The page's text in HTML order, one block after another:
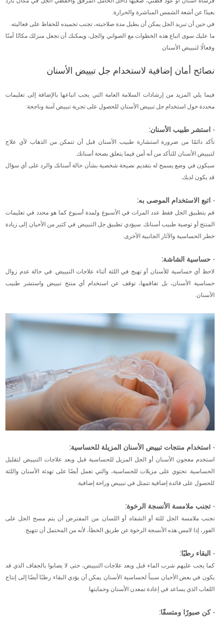
بعيدًا عن أشعة الشمس المباشرة والحرارة.
في حين أن تبريد الجل يمكن أن يطيل مدة صلاحيته، تجنب تجميده للحفاظ على فعاليته.
ما عليك سوى اتباع هذه الخطوات مع الصواني والجل، ويمكنك أن تجعل منزلك مكانًا آمنًا
وفعالًا لتبييض الأسنان.
نصائح أمان إضافية لاستخدام جل تبييض الأسنان
فيما يلي المزيد من إرشادات السلامة العامة التي يجب اتباعها بالإضافة إلى تعليمات
محددة حول استخدام جل تبييض الأسنان للحصول على تجربة تبييض آمنة وناجحة:
· استشر طبيب الأسنان:
تأكد دائمًا من ضرورة استشارة طبيب الأسنان قبل أن تتمكن من الذهاب لأي علاج
لتبييض الأسنان للتأكد من أنه آمن فيما يتعلق بصحة أسنانك.
سيكون في وضع يسمح له بتقديم نصيحة شخصية بشأن حالة أسنانك والرد على أي سؤال
قد يكون لديك.
· اتبع الاستخدام الموصى به:
قم بتطبيق الجل فقط عدد المرات في الأسبوع ولمدة أسبوع كما هو محدد في تعليمات
المنتج أو توصية طبيب أسنانك. سيؤدي تطبيق جل التبييض في كثير من الأحيان إلى زيادة
خطر الحساسية والآثار الجانبية الأخرى.
· حساسية الشاشة:
لاحظ أي حساسية للأسنان أو تهيج في اللثة أثناء علاجات التبييض. في حالة عدم زوال
حساسية الأسنان، بل تفاقمها، توقف عن استخدام أي منتج تبييض واستشر طبيب
الأسنان.
· استخدام منتجات تبييض الأسنان المزيلة للحساسية:
استخدم معجون الأسنان أو الجل المزيل للحساسية قبل وبعد علاجات التبييض لتقليل
الحساسية. تحتوي على مزيلات للحساسية، والتي تعمل أيضًا على تهدئة الأسنان واللثة
للحصول على فائدة إضافية تتمثل في تبييض وراحة إضافية.
· تجنب ملامسة الأنسجة الرخوة:
تجنب ملامسة الجل للثة أو الشفاه أو اللسان. من المفترض أن يتم مسح الجل على
الفور، إذا لامس هذه الأنسجة الرخوة عن طريق الخطأ، لأنه من المحتمل أن تتهيج.
· البقاء رطبًا:
كما يجب عليهم شرب الماء قبل وبعد علاجات التبييض، حتى لا يصابوا بالجفاف الذي قد
يكون في بعض الأحيان سبباً لحساسية الأسنان. يمكن أن يؤدي البقاء رطبًا أيضًا إلى إنتاج
اللعاب الذي يساعد في إعادة تمعدن الأسنان وحمايتها.
· كن صبورًا ومتسقًا: